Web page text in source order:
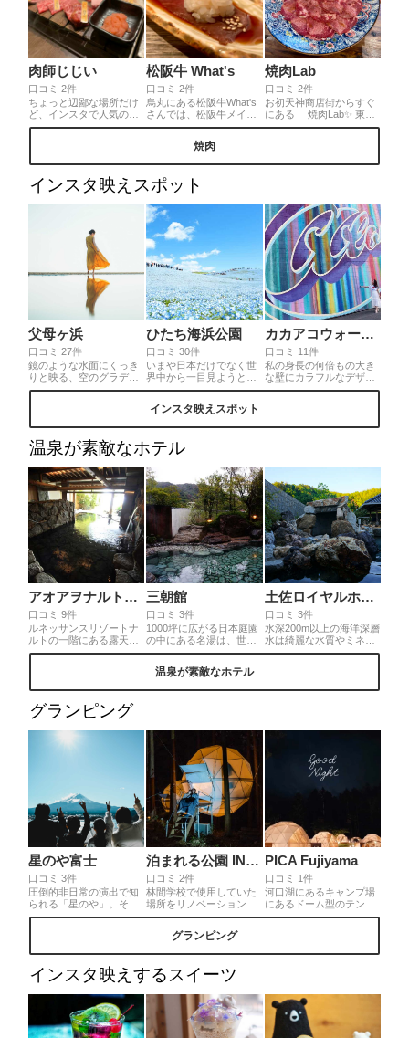
肉師じじい
口コミ 2件
ちょっと辺鄙な場所だけ
ど、インスタで人気の焼
肉屋さん。肉師じじいさ
動画を撮影するチャン
が、いろんな部位を一枚
ずつ食べれるのが嬉しい
松阪牛 What's
口コミ 2件
烏丸にある松阪牛What's
さんでは、松阪牛メイン
の焼肉屋さん。京町家を
リノベーションした、風
情のある素敵な店内。中
でも美味しかったのが、
司！一口サイズのご飯を
クルンと包んでいただ
く！最高です
焼肉Lab
口コミ 2件
お初天神商店街からすぐ
にある 焼肉Lab✨ 東梅
田駅から徒歩1分でコスパ
る焼肉店だよ✨ お昼から
と豊富なラインナップ❗️
焼肉
インスタ映えスポット
父母ヶ浜
口コミ 27件
鏡のような水面にくっき
りと映る、空のグラデー
ション。日本の夕陽百選
ひカメラにおさめてくだ
が波立たない、風のない
タイミングでシャッター
を切ることです✨
ひたち海浜公園
口コミ 30件
いまや日本だけでなく世
界中から一目見ようと足
を運ぶ人が絶えない、真
っ青な視界が素敵すぎる
茨城県「国営ひたち海浜
公園」のネモフィラが咲
度は見に行って欲しい名
渋滞に巻き込まれる事必
至のため、JR「勝田駅」
からシャトルバス、ひた
ちなか海浜鉄道でのアク
セスがオススメ。
カカアコウォールアート
口コミ 11件
私の身長の何倍もの大き
な壁にカラフルなデザイ
ンが描かれているアー
世界観が広がっていま
インスタ映えスポット
温泉が素敵なホテル
アオアヲナルトリゾート
口コミ 9件
ルネッサンスリゾートナ
ルトの一階にある露天風
呂は、外と大きな窓でつ
眺めながらの入浴は格別
三朝館
口コミ 3件
1000坪に広がる日本庭園
の中にある名湯は、世界
屈指のラドン含有量を誇
る癒しの湯。和の美意識
に溢れ、わびさびを感じ
ながらゆっくりと温まる
土佐ロイヤルホテル
口コミ 3件
水深200m以上の海洋深層
水は綺麗な水質やミネラ
ルなど自然の恵みを多く
水パワーに身を任せる注
温泉が素敵なホテル
グランピング
星のや富士
口コミ 3件
圧倒的非日常の演出で知
られる「星のや」。そし
てホテルとは過ごし方が
士」。贅沢にも目の前に
が広がるキャビンで過ご
す時間はとても贅沢で
す！森の中でいただくご
はんも美味しく季節のア
クティビティも豊富。さ
すが星野ブランド！なの
泊まれる公園 INN THE PARK
口コミ 2件
林間学校で使用していた
場所をリノベーション…
公園に泊まれる！吊りテ
な場所だけど、どこか懐
かしい。素敵な時間を過
PICA Fujiyama
口コミ 1件
河口湖にあるキャンプ場
にあるドーム型のテント
です☺︎どこを切り取って
ったです。インスタに詳
グランピング
インスタ映えするスイーツ